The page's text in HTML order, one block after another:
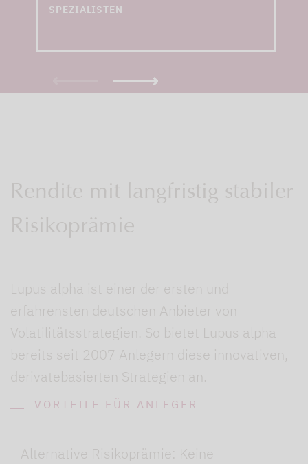
SPEZIALISTEN
Rendite mit langfristig stabiler
Risikoprämie
Lupus alpha ist einer der ersten und
erfahrensten deutschen Anbieter von
Volatilitätsstrategien. So bietet Lupus alpha
bereits seit 2007 Anlegern diese innovativen,
derivatebasierten Strategien an.
VORTEILE FÜR ANLEGER
Alternative Risikoprämie: Keine